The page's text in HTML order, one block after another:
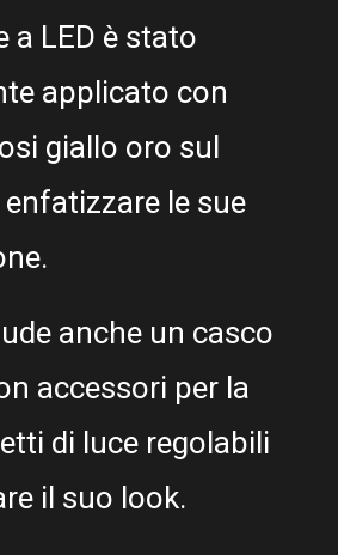
a LED è stato
applicato con
giallo oro sul
le sue
anche un casco
accessori per la
di luce regolabili
il suo look.